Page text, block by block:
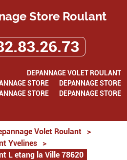
Store Roulant
DEPANNAGE VOLET ROULANT
STORE
DEPANNAGE STORE
STORE
DEPANNAGE STORE
Volet Roulant
>
Yvelines
>
L etang la Ville 78620